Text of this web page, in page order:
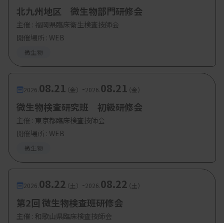
北九州地区 微生物部門研修会
主催 : 福岡県臨床衛生検査技師会
開催場所 : WEB
微生物
2026. 08.21（金） -2026. 08.21（金）
微生物検査研究班 初級研修会
主催 : 東京都臨床検査技師会
開催場所 : WEB
微生物
2026. 08.22（土） -2026. 08.22（土）
第2回 微生物検査班研修会
主催 : 和歌山県臨床検査技師会